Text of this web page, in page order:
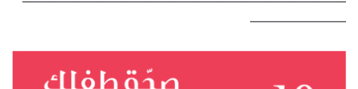
————————